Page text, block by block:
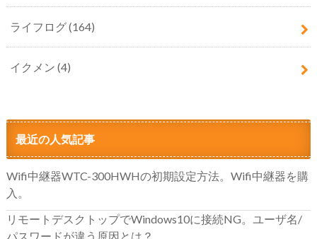
ライフログ(164)
イクメン (4)
最近の人気記事
Wifi中継器WTC-300HWHの初期設定方法。Wifi中継器を購
入。
リモートデスクトップでWindows10に接続NG。ユーザ名/
パスワードが違う原因とは？